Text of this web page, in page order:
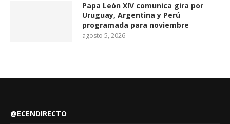
Papa León XIV comunica gira por
Uruguay, Argentina y Perú
programada para noviembre
agosto 5, 2026
@ECENDIRECTO